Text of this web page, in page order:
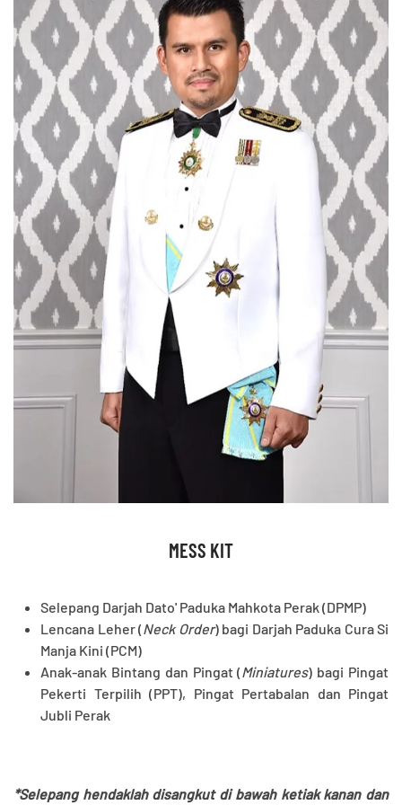
MESS KIT
Selepang Darjah Dato' Paduka Mahkota Perak (DPMP)
Lencana Leher (Neck Order) bagi Darjah Paduka Cura Si
Manja Kini (PCM)
Anak-anak Bintang dan Pingat (Miniatures) bagi Pingat
Pekerti Terpilih (PPT), Pingat Pertabalan dan Pingat
Jubli Perak
*Selepang hendaklah disangkut di bawah ketiak kanan dan